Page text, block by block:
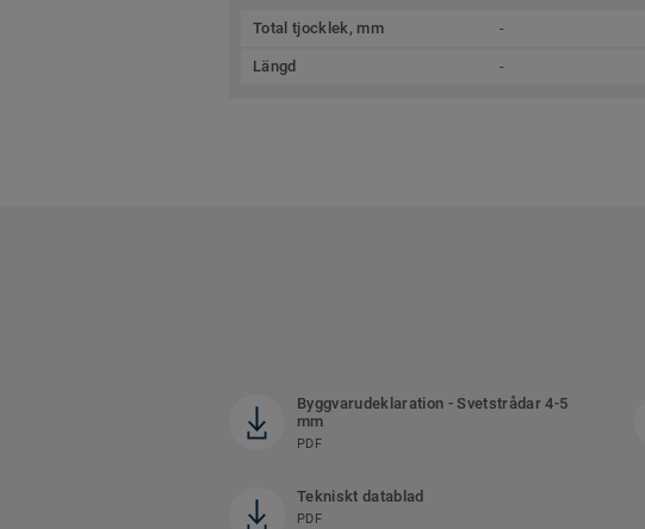
Total tjocklek, mm -
Längd -
Byggvarudeklaration - Svetstrådar 4-5
mm
PDF
Tekniskt datablad
PDF